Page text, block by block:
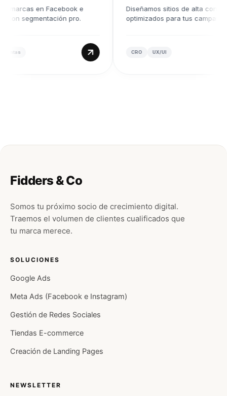
en Facebook e
segmentación pro.
Diseñamos sitios de alta conversión
optimizados para tus campañas.
UX/UI
Fidders & Co
Somos tu próximo socio de crecimiento digital.
Traemos el volumen de clientes cualificados que
tu marca merece.
SOLUCIONES
Google Ads
Meta Ads (Facebook e Instagram)
Gestión de Redes Sociales
Tiendas E-commerce
Creación de Landing Pages
NEWSLETTER